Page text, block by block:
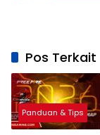
Pos Terkait
Panduan & Tips